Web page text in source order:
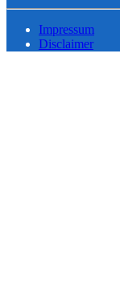
Impressum
Disclaimer